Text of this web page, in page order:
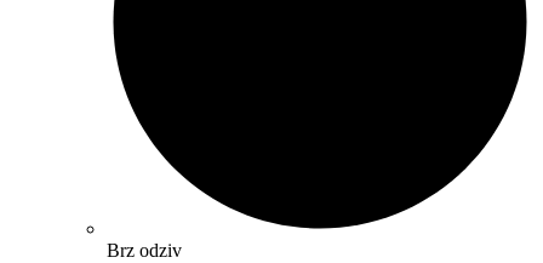
Brz odziv